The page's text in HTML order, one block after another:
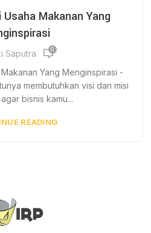
Makanan Yang
Saputra 0
Yang Menginspirasi -
membutuhkan visi dan misi
bisnis kamu...
READING